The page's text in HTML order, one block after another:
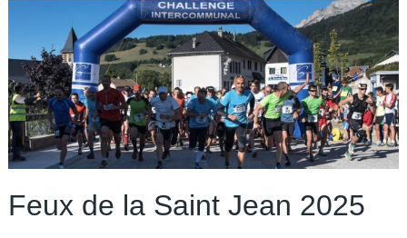
Feux de la Saint Jean 2025